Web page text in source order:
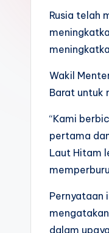
Rusia telah
Wakil
Barat untuk
“Kami
pertama
Laut Hitam
Pernyataan
dalam